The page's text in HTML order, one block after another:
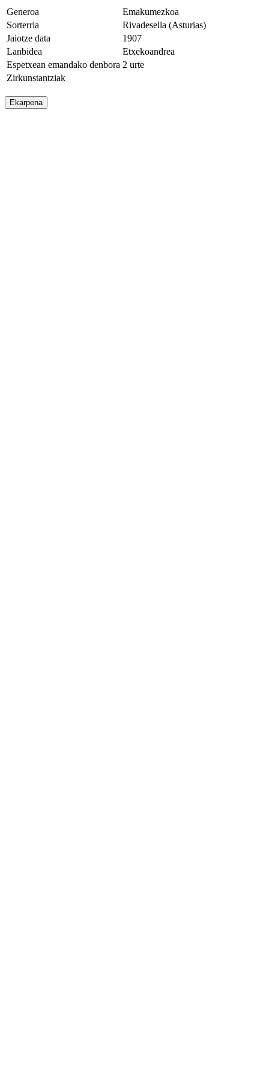
Generoa
Emakumezkoa
Sorterria
Rivadesella (Asturias)
Jaiotze data
1907
Lanbidea
Etxekoandrea
Espetxean emandako denbora 2 urte
Zirkunstantziak